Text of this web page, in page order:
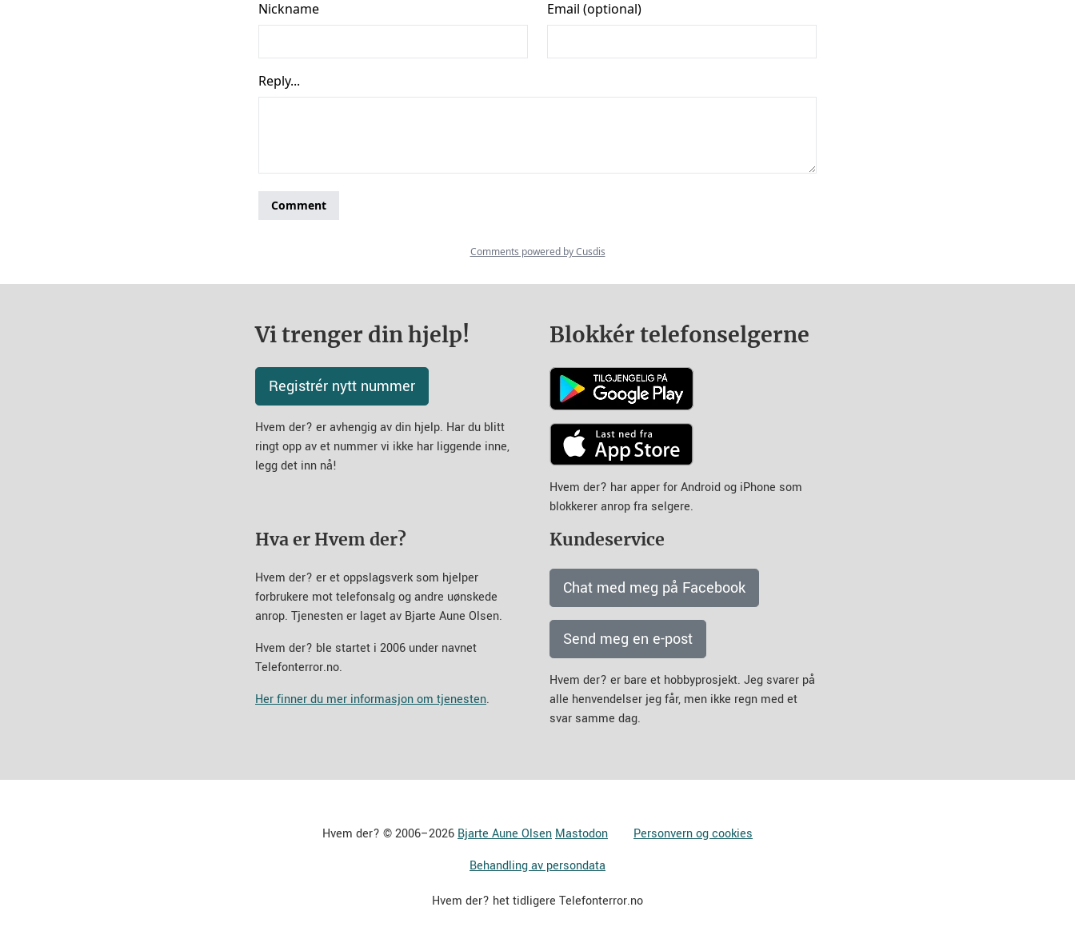
Vi trenger din hjelp!
Registrér nytt nummer
Hvem der? er avhengig av din hjelp. Har du blitt
ringt opp av et nummer vi ikke har liggende inne,
legg det inn nå!
Blokkér telefonselgerne
Hvem der? har apper for Android og iPhone som
blokkerer anrop fra selgere.
Hva er Hvem der?
Hvem der? er et oppslagsverk som hjelper
forbrukere mot telefonsalg og andre uønskede
anrop. Tjenesten er laget av Bjarte Aune Olsen.
Hvem der? ble startet i 2006 under navnet
Telefonterror.no.
Her finner du mer informasjon om tjenesten.
Kundeservice
Chat med meg på Facebook
Send meg en e-post
Hvem der? er bare et hobbyprosjekt. Jeg svarer på
alle henvendelser jeg får, men ikke regn med et
svar samme dag.
Hvem der? © 2006–2026 Bjarte Aune Olsen Mastodon
Personvern og cookies
Behandling av persondata
Hvem der? het tidligere Telefonterror.no